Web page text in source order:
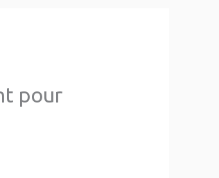
pour